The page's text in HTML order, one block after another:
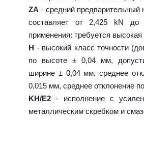
ZA - средний предварительный
составляет от 2,425 kN до
применения: требуется высокая
H - высокий класс точности
по высоте ± 0,04 мм,
ширине ± 0,04 мм, среднее
0,015 мм, среднее отклонение
KH/E2 - исполнение с
металлическим скребком и